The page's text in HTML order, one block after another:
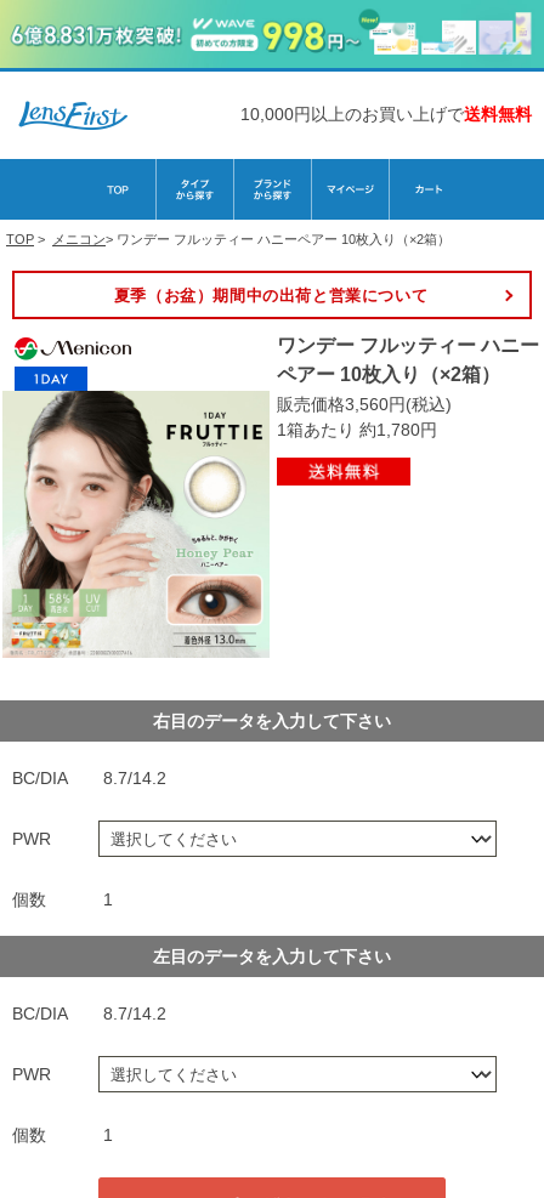
10,000円以上のお買い上げで送料無料
TOP > メニコン> ワンデー フルッティー ハニーペアー 10枚入り（×2箱）
夏季（お盆）期間中の出荷と営業について
ワンデー フルッティー ハニー
ペアー 10枚入り（×2箱）
販売価格3,560円(税込)
1箱あたり 約1,780円
右目のデータを入力して下さい
BC/DIA 8.7/14.2
PWR
個数 1
左目のデータを入力して下さい
BC/DIA 8.7/14.2
PWR
個数 1